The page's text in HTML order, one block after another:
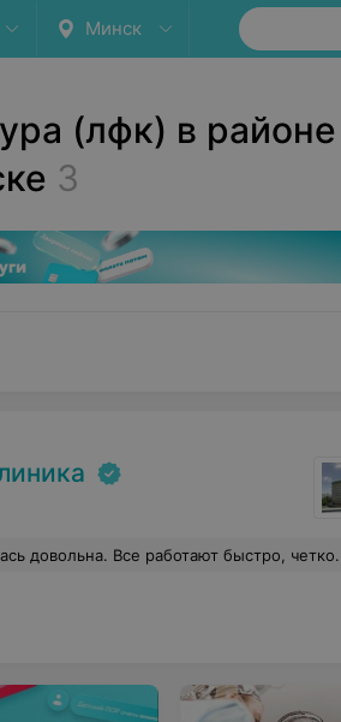
Минск
(лфк) в районе
3
Все работают быстро, четко. Очень приветливы.